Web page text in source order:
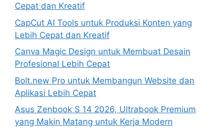
Cepat dan Kreatif
CapCut AI Tools untuk Produksi Konten yang
Lebih Cepat dan Kreatif
Canva Magic Design untuk Membuat Desain
Profesional Lebih Cepat
Bolt.new Pro untuk Membangun Website dan
Aplikasi Lebih Cepat
Asus Zenbook S 14 2026, Ultrabook Premium
yang Makin Matang untuk Kerja Modern